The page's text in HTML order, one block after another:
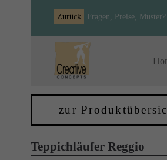
Zurück Fragen, Preise, Muster?
zur
Teppichläufer Reggio